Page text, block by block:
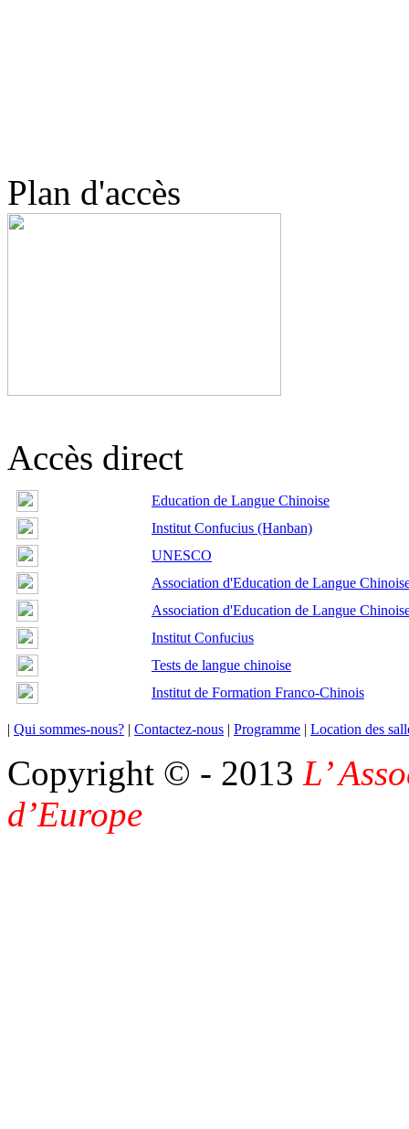
Plan d'accès
Accès direct
Education de Langue Chinoise
Institut Confucius (Hanban)
UNESCO
Association d'Education de Langue
Association d'Education de Langue
Institut Confucius
Tests de langue chinoise
Institut de Formation Franco-Chinois
| Qui sommes-nous? | Contactez-nous | Programme | Location des
Copyright © - 2013 L’
d’Europe